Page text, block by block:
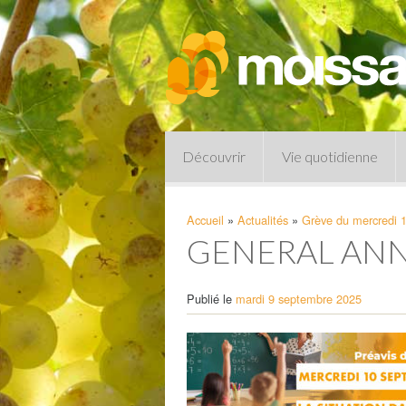
Découvrir Vie quotidienne
Pharmacies de garde
Accueil » Actualités » Grève du mercredi
GENERAL
Publié le mardi 9 septembre 2025